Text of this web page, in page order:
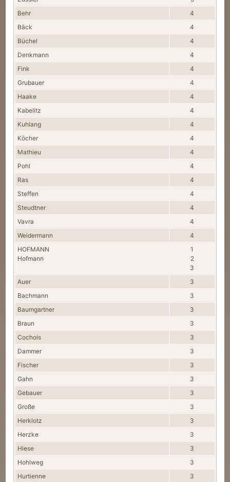
Behr
4
Bäck
4
Büchel
4
Denkmann
4
Fink
4
Grubauer
4
Haake
4
Kabelitz
4
Kuhlang
4
Köcher
4
Mathieu
4
Pohl
4
Ras
4
Steffen
4
Steudtner
4
Vavra
4
Weidermann
4
HOFMANN
Hofmann
1
2
3
Auer
3
Bachmann
3
Baumgartner
3
Braun
3
Cochois
3
Dammer
3
Fischer
3
Gahn
3
Gebauer
3
Große
3
Herklotz
3
Herzke
3
Hiese
3
Hohlweg
3
Hurtienne
3